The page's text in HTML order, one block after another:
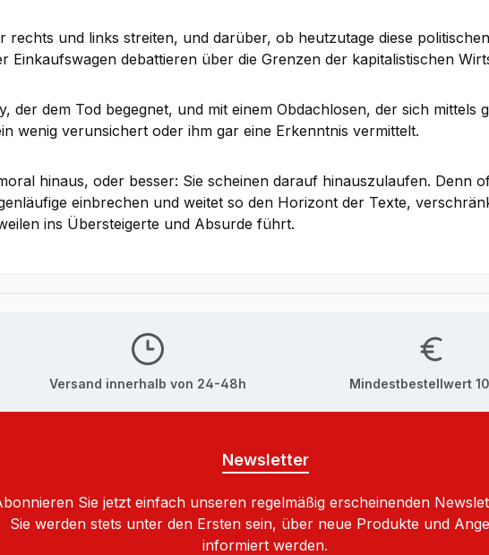
und links streiten, und darüber, ob heutzutage diese
Einkaufswagen debattieren über die Grenzen der kapitalistischen
der dem Tod begegnet, und mit einem Obdachlosen, der sich mittels
wenig verunsichert oder ihm gar eine Erkenntnis vermittelt.
hinaus, oder besser: Sie scheinen darauf hinauszulaufen. Denn
einbrechen und weitet so den Horizont der Texte,
ins Übersteigerte und Absurde führt.
Versand innerhalb von 24-48h Mindestbestellwert
Newsletter
Sie jetzt einfach unseren regelmäßig erscheinenden
Sie werden stets unter den Ersten sein, über neue Produkte und
informiert werden.